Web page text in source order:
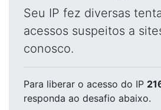
Seu IP fez diversas
acessos suspeitos a
conosco.
Para liberar o acesso do IP
responda ao desafio abaixo.